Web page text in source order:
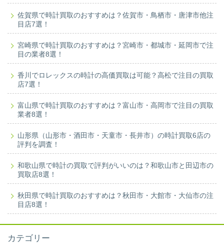
佐賀県で時計買取のおすすめは？佐賀市・鳥栖市・唐津市他注
目店7選！
宮崎県で時計買取のおすすめは？宮崎市・都城市・延岡市で注
目の業者8選！
香川でロレックスの時計の高価買取は可能？高松で注目の買取
店7選！
富山県で時計買取のおすすめは？富山市・高岡市で注目の買取
業者8選！
山形県（山形市・酒田市・天童市・長井市）の時計買取6店の
評判を調査！
和歌山県で時計の買取で評判がいいのは？和歌山市と田辺市の
買取店8選！
秋田県で時計買取のおすすめは？秋田市・大館市・大仙市の注
目店8選！
カテゴリー